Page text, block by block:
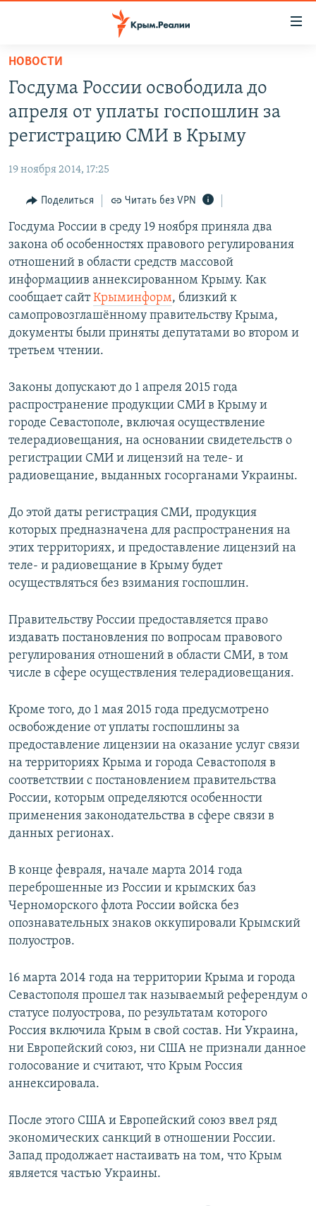
Вернуться
основному
содержанию
Вернутся
главной
навигации
Вернутся
поиску
СПЕЦПРОЕКТЫ
11 ЛЕТ ОККУПАЦИИ КРЫМА. 11 ИСТОРИЙ СОПРОТИВЛЕНИЯ
ВОДА
ЕЩЕ
ИНТЕРАКТИВ
ИНФОГРАФИКА
ТЕЛЕПРОЕКТ КРЫМ.РЕАЛИИ
СОВЕТЫ ПРАВОЗАЩИТНИКОВ
ПРОПАВШИЕ БЕЗ ВЕСТИ
ПОБЕДИТЕЛЕЙ НЕ СУДЯТ?
КРЫМ.НЕПОКОРЕННЫЙ
УКРАИНСКАЯ ПРОБЛЕМА КРЫМА
РАДІО СВОБОДА
КАК ОБОЙТИ БЛОКИРОВКУ
Українською
Qırımtatar
ПРИСОЕДИНЯЙТЕСЬ!
Все сайты RFE/RL
НОВОСТИ
Госдума России освободила до
апреля от уплаты госпошлин за
регистрацию СМИ в Крыму
19 ноября 2014, 17:25
Поделиться Читать без VPN
Госдума России в среду 19 ноября приняла два
закона об особенностях правового регулирования
отношений в области средств массовой
информациив аннексированном Крыму. Как
сообщает сайтКрыминформ, близкий к
самопровозглашённому правительству Крыма,
документы были приняты депутатами во втором и
третьем чтении.
Законы допускают до 1 апреля 2015 года
распространение продукции СМИ в Крыму и
городе Севастополе, включая осуществление
телерадиовещания, на основании свидетельств о
регистрации СМИ и лицензий на теле- и
радиовещание, выданных госорганами Украины.
До этой даты регистрация СМИ, продукция
которых предназначена для распространения на
этих территориях, и предоставление лицензий на
теле- и радиовещание в Крыму будет
осуществляться без взимания госпошлин.
Правительству России предоставляется право
издавать постановления по вопросам правового
регулирования отношений в области СМИ, в том
числе в сфере осуществления телерадиовещания.
Кроме того, до 1 мая 2015 года предусмотрено
освобождение от уплаты госпошлины за
предоставление лицензии на оказание услуг связи
на территориях Крыма и города Севастополя в
соответствии с постановлением правительства
России, которым определяются особенности
применения законодательства в сфере связи в
данных регионах.
В конце февраля, начале марта 2014 года
переброшенные из России и крымских баз
Черноморского флота России войска без
опознавательных знаков оккупировали Крымский
полуостров.
16 марта 2014 года на территории Крыма и города
Севастополя прошел так называемый референдум о
статусе полуострова, по результатам которого
Россия включила Крым в свой состав. Ни Украина,
ни Европейский союз, ни США не признали данное
голосование и считают, что Крым Россия
аннексировала.
После этого США и Европейский союз ввел ряд
экономических санкций в отношении России.
Запад продолжает настаивать на том, что Крым
является частью Украины.